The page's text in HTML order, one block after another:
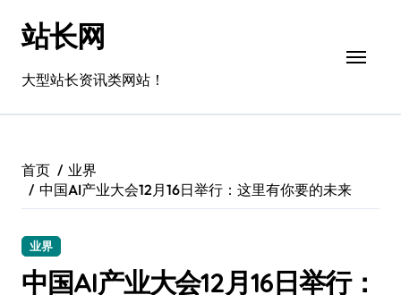
站长网
大型站长资讯类网站！
首页
业界
中国AI产业大会12月16日举行：这里有你要的未来
业界
中国AI产业大会12月16日举行：